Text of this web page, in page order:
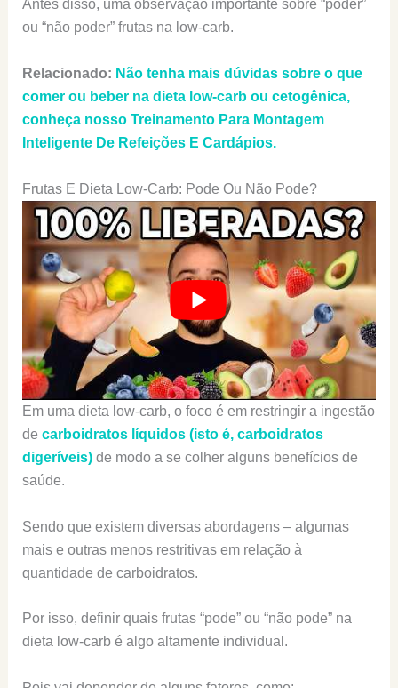
Antes disso, uma observação importante sobre “poder”
ou “não poder” frutas na low-carb.
Relacionado: Não tenha mais dúvidas sobre o que
comer ou beber na dieta low-carb ou cetogênica,
conheça nosso Treinamento Para Montagem
Inteligente De Refeições E Cardápios.
Frutas E Dieta Low-Carb: Pode Ou Não Pode?
Em uma dieta low-carb, o foco é em restringir a ingestão
de carboidratos líquidos (isto é, carboidratos
digeríveis)de modo a se colher alguns benefícios de
saúde.
Sendo que existem diversas abordagens – algumas
mais e outras menos restritivas em relação à
quantidade de carboidratos.
Por isso, definir quais frutas “pode” ou “não pode” na
dieta low-carb é algo altamente individual.